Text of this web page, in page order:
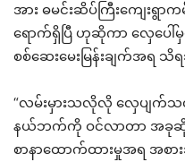
အား ဓမင်းဆိပ်ကြီးကျေးရွ
ရောက်ရှိပြီ ဟုဆိုကာ လှေပေါ်
စစ်ဆေးမေးမြန်းချက်အရ
“လမ်းမှားသလိုလို လှေပျက်သ
နယ်ဘက်ကို ဝင်လာတာ အခုဆိုရင်
စာနာထောက်ထားမှုအရ အစ